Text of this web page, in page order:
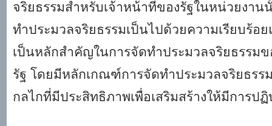
จริยธรรมสำหรับเจ้าหน้าที่ของรัฐในหน่วยงา
ทำประมวลจริยธรรมเป็นไปด้วยความเรียบร้
เป็นหลักสำคัญในการจัดทำประมวลจริยธรรม
รัฐ โดยมีหลักเกณฑ์การจัดทำประมวลจริยธรร
กลไกที่มีประสิทธิภาพเพื่อเสริมสร้างให้มีการ